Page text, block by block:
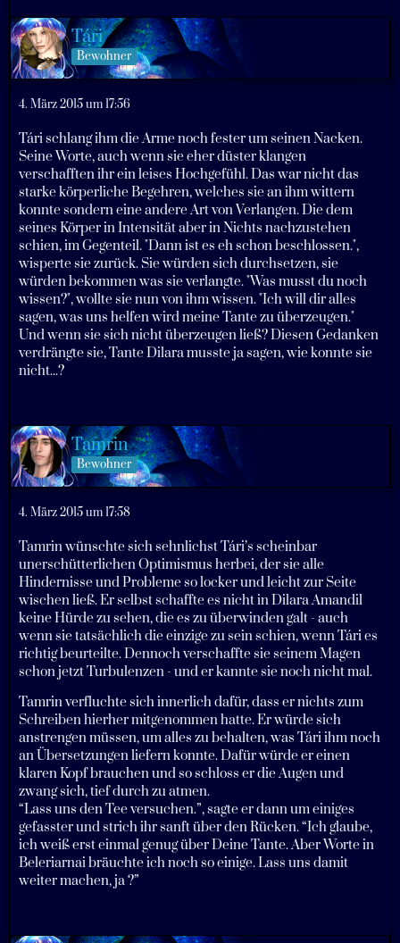
Tári
Bewohner
4. März 2015 um 17:56
Tári schlang ihm die Arme noch fester um seinen Nacken.
Seine Worte, auch wenn sie eher düster klangen
verschafften ihr ein leises Hochgefühl. Das war nicht das
starke körperliche Begehren, welches sie an ihm wittern
konnte sondern eine andere Art von Verlangen. Die dem
seines Körper in Intensität aber in Nichts nachzustehen
schien, im Gegenteil. "Dann ist es eh schon beschlossen.",
wisperte sie zurück. Sie würden sich durchsetzen, sie
würden bekommen was sie verlangte. "Was musst du noch
wissen?", wollte sie nun von ihm wissen. "Ich will dir alles
sagen, was uns helfen wird meine Tante zu überzeugen."
Und wenn sie sich nicht überzeugen ließ? Diesen Gedanken
verdrängte sie, Tante Dilara musste ja sagen, wie konnte sie
nicht...?
Tamrin
Bewohner
4. März 2015 um 17:58
Tamrin wünschte sich sehnlichst Tári’s scheinbar
unerschütterlichen Optimismus herbei, der sie alle
Hindernisse und Probleme so locker und leicht zur Seite
wischen ließ. Er selbst schaffte es nicht in Dilara Amandil
keine Hürde zu sehen, die es zu überwinden galt - auch
wenn sie tatsächlich die einzige zu sein schien, wenn Tári es
richtig beurteilte. Dennoch verschaffte sie seinem Magen
schon jetzt Turbulenzen - und er kannte sie noch nicht mal.
Tamrin verfluchte sich innerlich dafür, dass er nichts zum
Schreiben hierher mitgenommen hatte. Er würde sich
anstrengen müssen, um alles zu behalten, was Tári ihm noch
an Übersetzungen liefern konnte. Dafür würde er einen
klaren Kopf brauchen und so schloss er die Augen und
zwang sich, tief durch zu atmen.
“Lass uns den Tee versuchen.”, sagte er dann um einiges
gefasster und strich ihr sanft über den Rücken. “Ich glaube,
ich weiß erst einmal genug über Deine Tante. Aber Worte in
Beleriarnai bräuchte ich noch so einige. Lass uns damit
weiter machen, ja ?”